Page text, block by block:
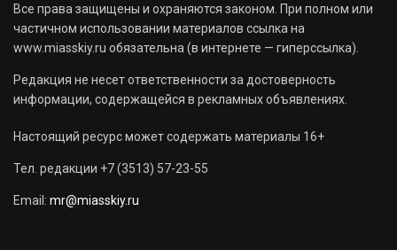
Все права защищены и охраняются законом. При полном или
частичном использовании материалов ссылка на
www.miasskiy.ru обязательна (в интернете — гиперссылка).
Редакция не несет ответственности за достоверность
информации, содержащейся в рекламных объявлениях.
Настоящий ресурс может содержать материалы 16+
Тел. редакции +7 (3513) 57-23-55
Email: mr@miasskiy.ru